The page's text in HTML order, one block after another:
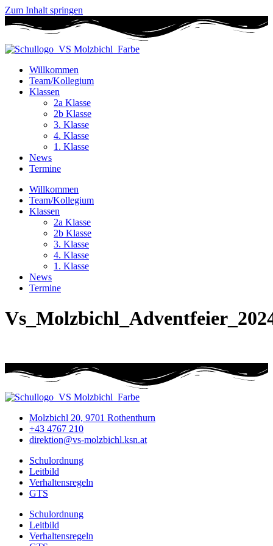
Zum Inhalt springen
Willkommen
Team/Kollegium
Klassen
2a Klasse
2b Klasse
3. Klasse
4. Klasse
1. Klasse
News
Termine
Willkommen
Team/Kollegium
Klassen
2a Klasse
2b Klasse
3. Klasse
4. Klasse
1. Klasse
News
Termine
Molzbichl 20, 9701 Rothenthurn
+43 4767 210
direktion@vs-molzbichl.ksn.at
Schulordnung
Leitbild
Verhaltensregeln
GTS
Schulordnung
Leitbild
Verhaltensregeln